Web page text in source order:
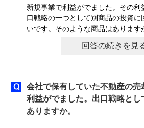
新規事業で利益がでました。その利
口戦略の一つとして別商品の投資に
いです。そのような商品はあります
回答の続きを見
会社で保有していた不動産の売
利益がでました。出口戦略とし
ありますか。